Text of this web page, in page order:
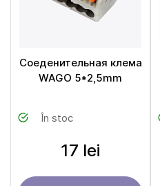
Соеденительная клема
WAGO 5*2,5mm
În stoc
17 lei